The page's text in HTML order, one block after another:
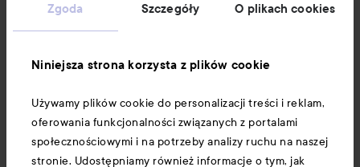
Zgoda Szczegóły O plikach cookies
Niniejsza strona korzysta z plików cookie
Używamy plików cookie do personalizacji treści i reklam,
oferowania funkcjonalności związanych z portalami
społecznościowymi i na potrzeby analizy ruchu na naszej
stronie. Udostępniamy również informacje o tym, jak
Obsługa klienta
Download our app here